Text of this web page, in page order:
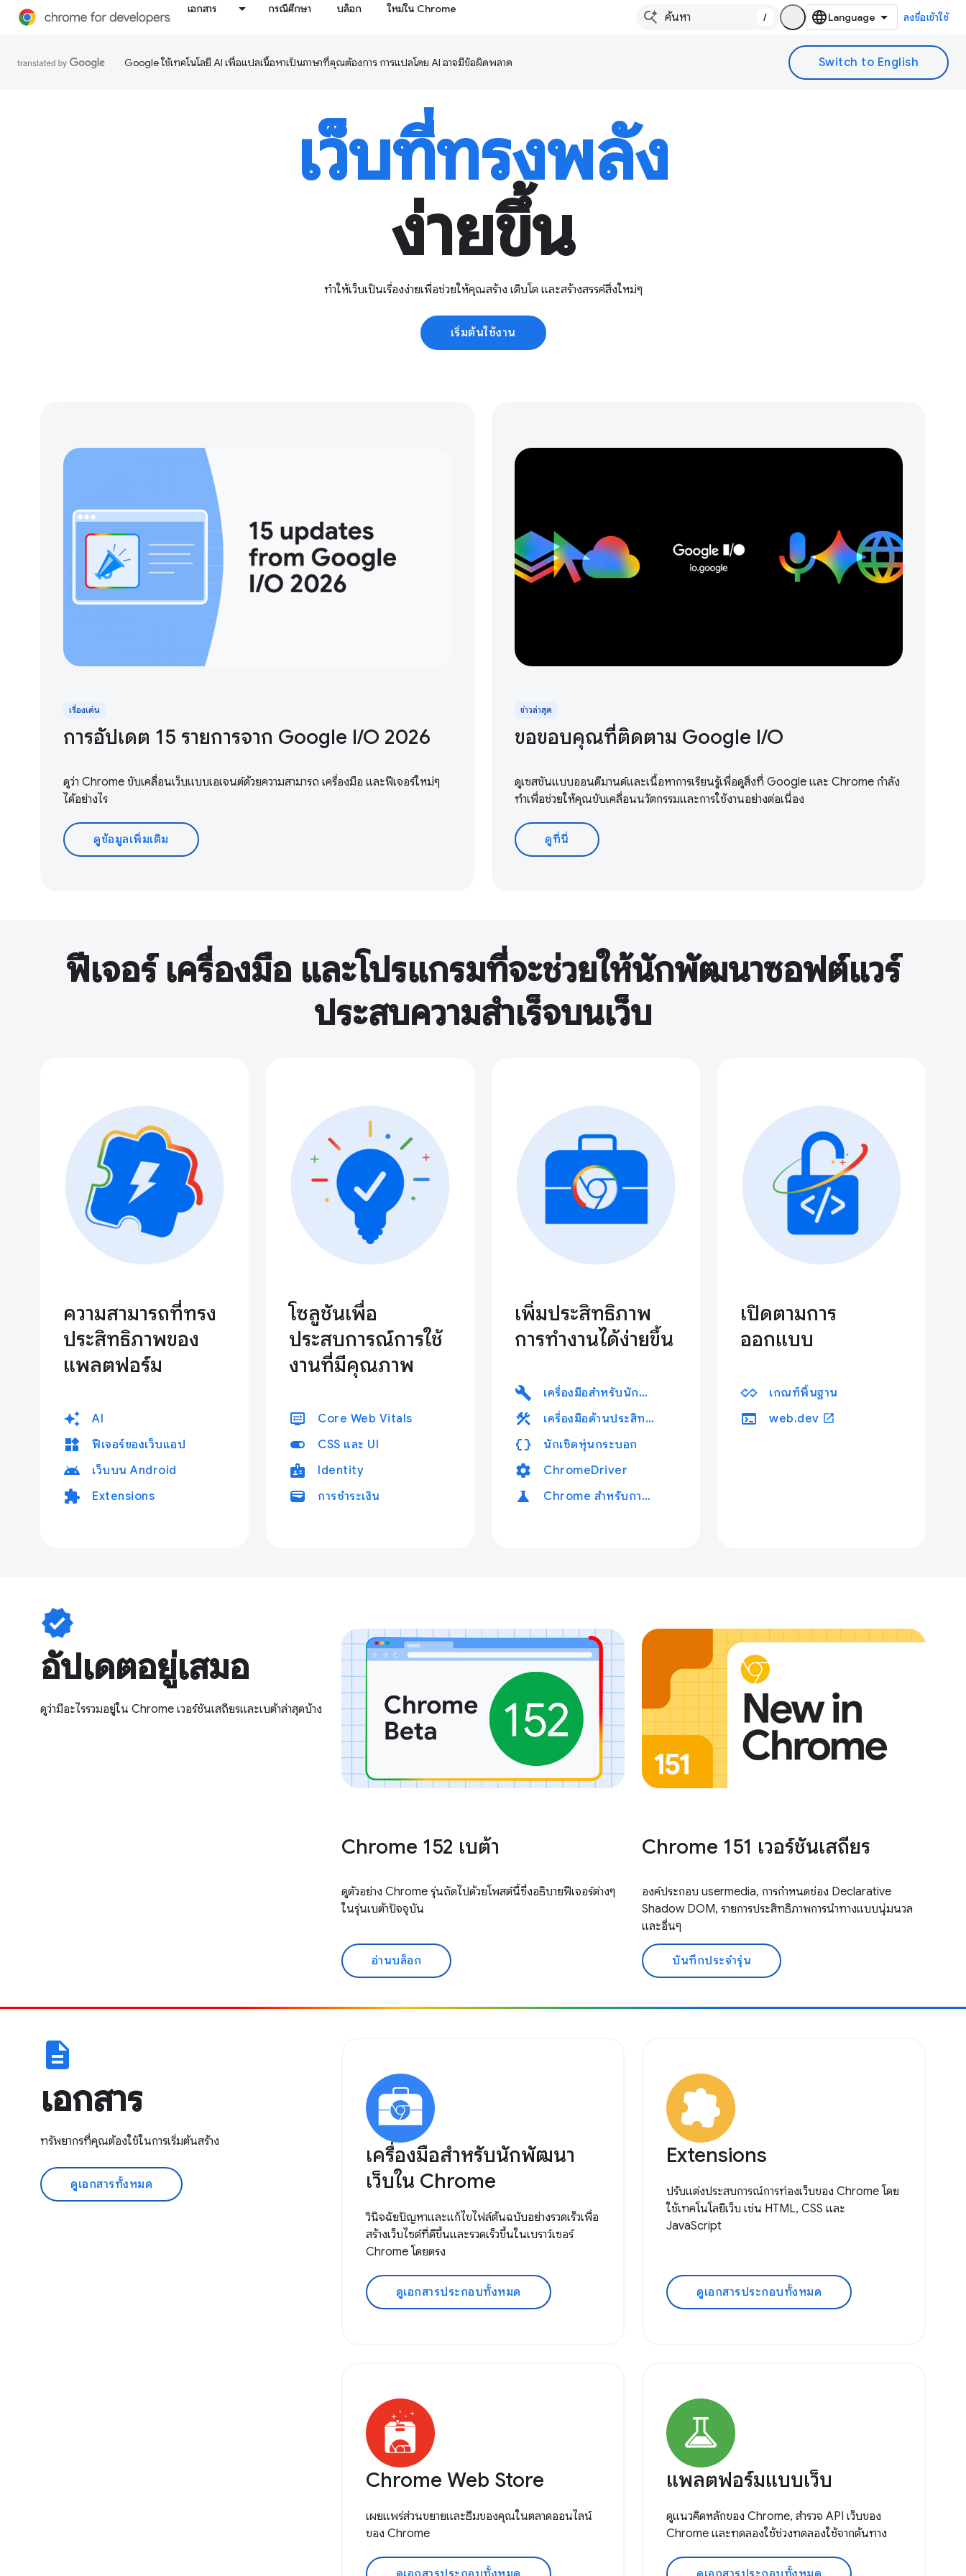
เอกสาร กรณีศึกษา บล็อก ใหม่ใน Chrome
/ ลงชื่อเข้าใช้
Google ใช้เทคโนโลยี AI เพื่อแปลเนื้อหาเป็นภาษาที่คุณต้องการ การแปลโดย AI อาจมีข้อผิดพลาด
เว็บที่ทรงพลัง
ง่ายขึ้น
ทำให้เว็บเป็นเรื่องง่ายเพื่อช่วยให้คุณสร้าง เติบโต และสร้างสรรค์สิ่งใหม่ๆ
เริ่มต้นใช้งาน
เรื่องเด่น
การอัปเดต 15 รายการจาก Google I / O 2026
ดูว่า Chrome ขับเคลื่อนเว็บแบบเอเจนต์ด้วยความสามารถ เครื่องมือ และฟีเจอร์ใหม่ๆ
ได้อย่างไร
ดูข้อมูลเพิ่มเติม
ข่าวล่าสุด
ขอขอบคุณที่ติดตาม Google I / O
ดูเซสชันแบบออนดีมานด์และเนื้อหาการเรียนรู้เพื่อดูสิ่งที่ Google และ Chrome กำลัง
ทำเพื่อช่วยให้คุณขับเคลื่อนนวัตกรรมและการใช้งานอย่างต่อเนื่อง
ดูที่นี่
ฟีเจอร์ เครื่องมือ และโปรแกรมที่จะช่วยให้นักพัฒนาซอฟต์แวร์
ประสบความสำเร็จบนเว็บ
ความสามารถที่ทรง
ประสิทธิภาพของ
แพลตฟอร์ม
auto_awesome AI
widgets ฟีเจอร์ของเว็บแอป
android เว็บบน Android
extension Extensions
โซลูชันเพื่อ
ประสบการณ์การใช้
งานที่มีคุณภาพ
display_settings Core Web Vitals
toggle_on CSS และ UI
badge Identity
wallet การชำระเงิน
เพิ่มประสิทธิภาพ
การทำงานได้ง่ายขึ้น
build เครื่องมือสำหรับนักพัฒนาเว็บใน Chrome
construction เครื่องมือด้านประสิทธิภาพ
data_object นักเชิดหุ่นกระบอก
settings ChromeDriver
science Chrome สำหรับการทดสอบ
เปิดตามการ
ออกแบบ
เกณฑ์พื้นฐาน
terminal web.dev open_in_new
verified
อัปเดตอยู่เสมอ
ดูว่ามีอะไรรวมอยู่ใน Chrome เวอร์ชันเสถียรและเบต้าล่าสุดบ้าง
Chrome 152 เบต้า
ดูตัวอย่าง Chrome รุ่นถัดไปด้วยโพสต์นี้ซึ่งอธิบายฟีเจอร์ต่างๆ
ในรุ่นเบต้าปัจจุบัน
อ่านบล็อก
Chrome 151 เวอร์ชันเสถียร
องค์ประกอบ usermedia, การกำหนดช่อง Declarative
Shadow DOM, รายการประสิทธิภาพการนำทางแบบนุ่มนวล
และอื่นๆ
บันทึกประจำรุ่น
description
เอกสาร
ทรัพยากรที่คุณต้องใช้ในการเริ่มต้นสร้าง
ดูเอกสารทั้งหมด
เครื่องมือสำหรับนักพัฒนา
เว็บใน Chrome
วินิจฉัยปัญหาและแก้ไขไฟล์ต้นฉบับอย่างรวดเร็วเพื่อ
สร้างเว็บไซต์ที่ดีขึ้นและรวดเร็วขึ้นในเบราว์เซอร์
Chrome โดยตรง
ดูเอกสารประกอบทั้งหมด
Extensions
ปรับแต่งประสบการณ์การท่องเว็บของ Chrome โดย
ใช้เทคโนโลยีเว็บ เช่น HTML, CSS และ
JavaScript
ดูเอกสารประกอบทั้งหมด
Chrome Web Store
เผยแพร่ส่วนขยายและธีมของคุณในตลาดออนไลน์
ของ Chrome
แพลตฟอร์มแบบเว็บ
ดูแนวคิดหลักของ Chrome, สำรวจ API เว็บของ
Chrome และทดลองใช้ช่วงทดลองใช้จากต้นทาง